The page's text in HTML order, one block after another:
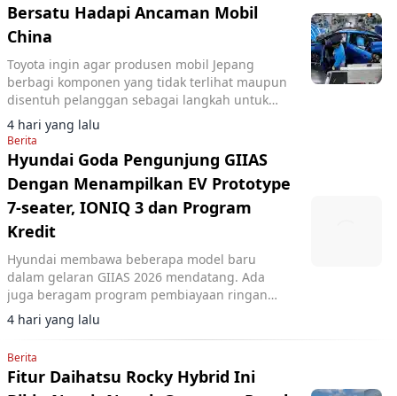
Bersatu Hadapi Ancaman Mobil
China
Toyota ingin agar produsen mobil Jepang
berbagi komponen yang tidak terlihat maupun
disentuh pelanggan sebagai langkah untuk
memangkas biaya dan menghadapi
meningkatnya persaingan.
4 hari yang lalu
Berita
Hyundai Goda Pengunjung GIIAS
Dengan Menampilkan EV Prototype
7-seater, IONIQ 3 dan Program
Kredit
Hyundai membawa beberapa model baru
dalam gelaran GIIAS 2026 mendatang. Ada
juga beragam program pembiayaan ringan
yang mereka rilis.
4 hari yang lalu
Berita
Fitur Daihatsu Rocky Hybrid Ini